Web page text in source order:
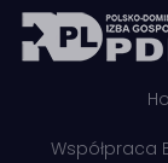
Współpraca